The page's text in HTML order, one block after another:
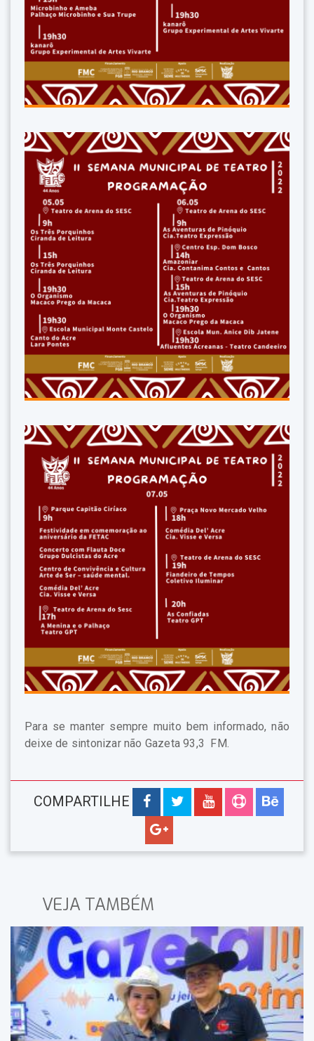
Para se manter sempre muito bem informado, não
deixe de sintonizar não Gazeta 93,3 FM.
COMPARTILHE
VEJA TAMBÉM